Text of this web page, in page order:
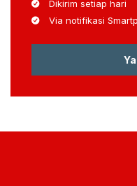
Dikirim setiap hari
Via notifikasi